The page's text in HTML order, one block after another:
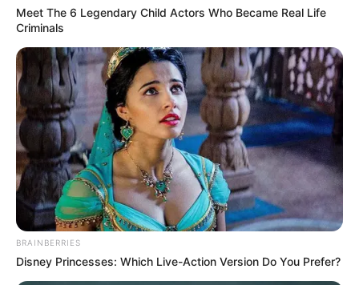
ΔΗΜΟΦΙΛΗ ΑΡΘΡΑ
Meet The 6 Legendary Child Actors Who Became Real Life
Criminals
BRAINBERRIES
Disney Princesses: Which Live-Action Version Do You Prefer?